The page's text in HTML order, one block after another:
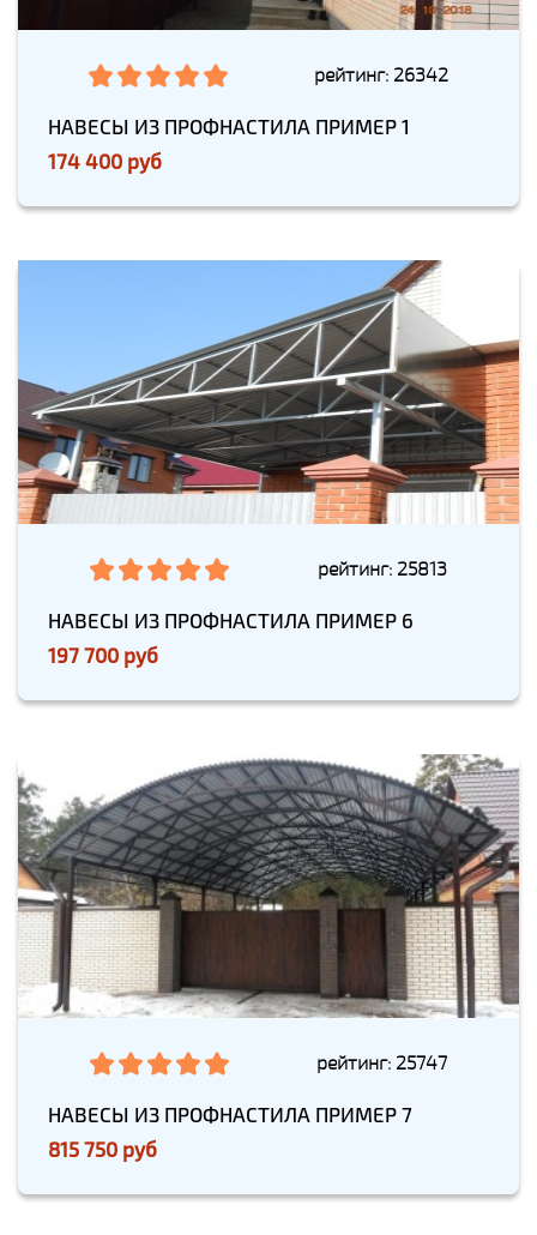
рейтинг: 26342
НАВЕСЫ ИЗ ПРОФНАСТИЛА ПРИМЕР 1
174 400 руб
рейтинг: 25813
НАВЕСЫ ИЗ ПРОФНАСТИЛА ПРИМЕР 6
197 700 руб
рейтинг: 25747
НАВЕСЫ ИЗ ПРОФНАСТИЛА ПРИМЕР 7
815 750 руб